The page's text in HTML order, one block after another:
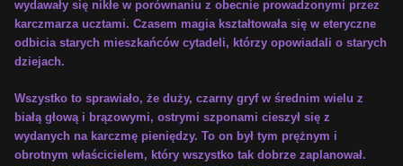
wydawały się nikłe w porównaniu z obecnie prowadzonymi przez
karczmarza ucztami. Czasem magia kształtowała się w eteryczne
odbicia starych mieszkańców cytadeli, którzy opowiadali o starych
dziejach.
Wszystko to sprawiało, że duży, czarny gryf w średnim wielu z
białą głową i brązowymi, ostrymi szponami cieszył się z
wydanych na karczmę pieniędzy. To on był tym prężnym i
obrotnym właścicielem, który wszystko tak dobrze zaplanował.